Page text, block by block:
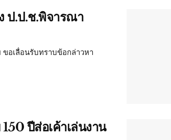
ป.ป.ช.พิจารณา
อเลื่อนรับทราบข้อกล่าวหา
ปีส่อเค้าเล่นงาน